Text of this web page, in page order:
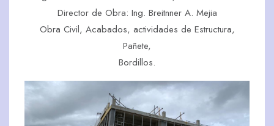
Director de Obra: Ing. Breitnner A. Mejia
Obra Civil, Acabados, actividades de Estructura,
Pañete,
Bordillos.